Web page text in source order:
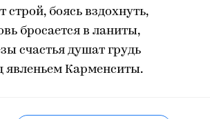
строй, боясь вздохнуть,
бросается в ланиты,
счастья душат грудь
явленьем Карменситы.